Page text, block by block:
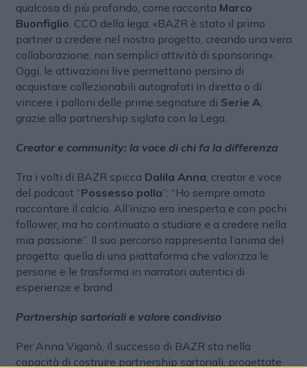
qualcosa di più profondo, come racconta Marco
Buonfiglio, CCO della lega: «BAZR è stato il primo
partner a credere nel nostro progetto, creando una vera
collaborazione, non semplici attività di sponsoring».
Oggi, le attivazioni live permettono persino di
acquistare collezionabili autografati in diretta o di
vincere i palloni delle prime segnature di Serie A,
grazie alla partnership siglata con la Lega.
Creator e community: la voce di chi fa la differenza
Tra i volti di BAZR spicca Dalila Anna, creator e voce
del podcast “Possesso palla”: “Ho sempre amato
raccontare il calcio. All’inizio ero inesperta e con pochi
follower, ma ho continuato a studiare e a credere nella
mia passione”. Il suo percorso rappresenta l’anima del
progetto: quella di una piattaforma che valorizza le
persone e le trasforma in narratori autentici di
esperienze e brand.
Partnership sartoriali e valore condiviso
Per Anna Viganò, il successo di BAZR sta nella
capacità di costruire partnership sartoriali, progettate